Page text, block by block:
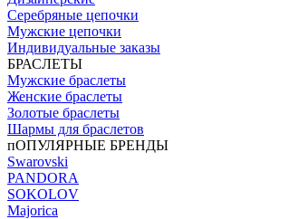
Серебряные цепочки
Мужские цепочки
Индивидуальные заказы
БРАСЛЕТЫ
Мужские браслеты
Женские браслеты
Золотые браслеты
Шармы для браслетов
пОПУЛЯРНЫЕ БРЕНДЫ
Swarovski
PANDORA
SOKOLOV
Majorica